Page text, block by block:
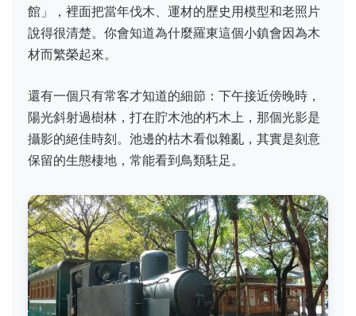
館」，裡面把當年伐木、運材的歷史用模型和老照片
說得很清楚。你會知道為什麼羅東這個小鎮會因為木
材而繁榮起來。
還有一個只有常客才知道的細節：下午接近傍晚時，
陽光斜射過樹林，打在貯木池的朽木上，那個光影是
攝影的絕佳時刻。池邊的枯木看似雜亂，其實是刻意
保留的生態棲地，常能看到鳥類駐足。